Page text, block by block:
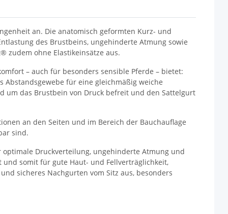
an. Die anatomisch geformten Kurz- und
des Brustbeins, ungehinderte Atmung sowie
zudem ohne Elastikeinsätze aus.
– auch für besonders sensible Pferde – bietet:
für eine gleichmäßig weiche
um das Brustbein von Druck befreit und den Sattelgurt
an den Seiten und im Bereich der Bauchauflage
sind.
Druckverteilung, ungehinderte Atmung und
somit für gute Haut- und Fellverträglichkeit,
sicheres Nachgurten vom Sitz aus, besonders